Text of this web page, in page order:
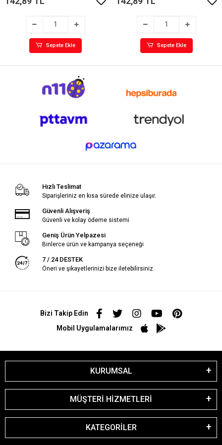
Sepete Ekle Sepete Ekle
Hızlı Teslimat
Siparişleriniz en kısa sürede elinize ulaşır.
Güvenli Alışveriş
Güvenli ve kolay ödeme sistemi
Geniş Ürün Yelpazesi
Binlerce ürün ve kampanya seçeneği
7 / 24 DESTEK
Öneri ve şikayetlerinizi bize iletebilirsiniz.
Bizi Takip Edin
Mobil Uygulamalarımız
KURUMSAL
MÜŞTERİ HİZMETLERİ
KATEGORİLER